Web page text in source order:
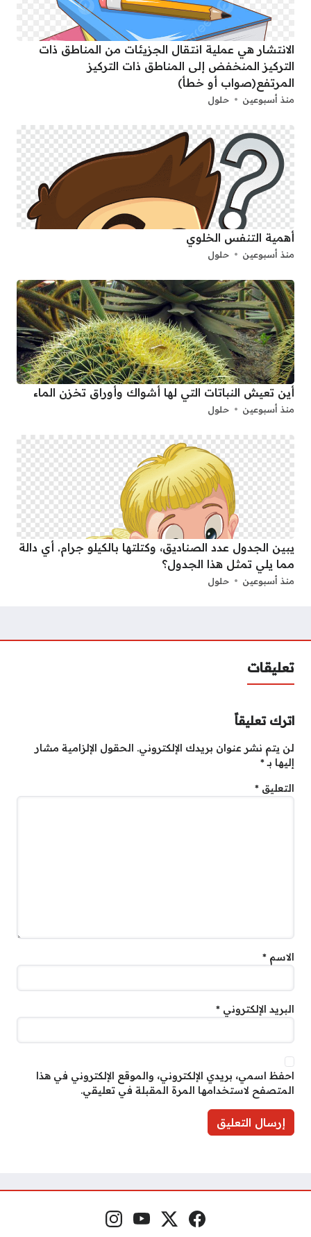
الانتشار هي عملية انتقال الجزيئات من المناطق ذات
التركيز المنخفض إلى المناطق ذات التركيز
المرتفع(صواب أو خطأ)
منذ أسبوعين حلول
أهمية التنفس الخلوي
منذ أسبوعين حلول
أين تعيش النباتات التي لها أشواك وأوراق تخزن الماء
منذ أسبوعين حلول
يبين الجدول عدد الصناديق، وكتلتها بالكيلو جرام. أي دالة
مما يلي تمثل هذا الجدول؟
منذ أسبوعين حلول
تعليقات
اترك تعليقاً
لن يتم نشر عنوان بريدك الإلكتروني. الحقول الإلزامية مشار
إليها بـ*
التعليق *
الاسم *
البريد الإلكتروني *
احفظ اسمي، بريدي الإلكتروني، والموقع الإلكتروني في هذا
المتصفح لاستخدامها المرة المقبلة في تعليقي.
مواقع التواصل فيسبوكمنصة إكس
يوتيوبإنستغرام